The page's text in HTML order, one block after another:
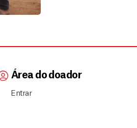
Área do doador
Entrar